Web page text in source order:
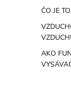
ČO JE
AKO